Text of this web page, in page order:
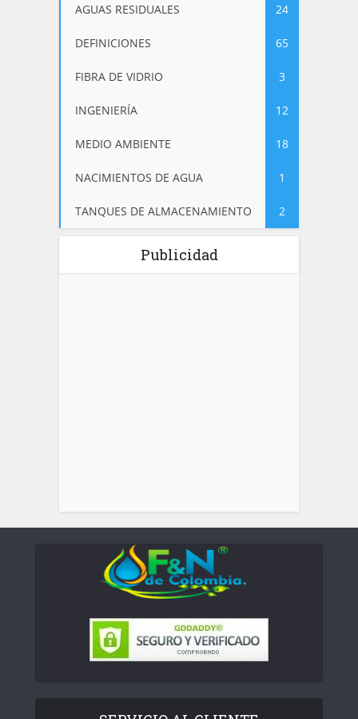
AGUAS RESIDUALES 24
DEFINICIONES 65
FIBRA DE VIDRIO 3
INGENIERÍA 12
MEDIO AMBIENTE 18
NACIMIENTOS DE AGUA 1
TANQUES DE ALMACENAMIENTO 2
Publicidad